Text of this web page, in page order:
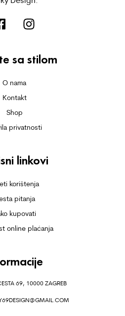
sa stilom
O nama
Kontakt
Shop
privatnosti
linkovi
korištenja
pitanja
kupovati
online plaćanja
69, 10000 ZAGREB